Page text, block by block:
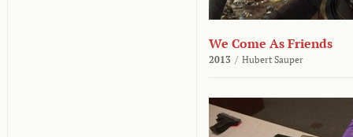
We Come As Friends
2013 / Hubert Sauper